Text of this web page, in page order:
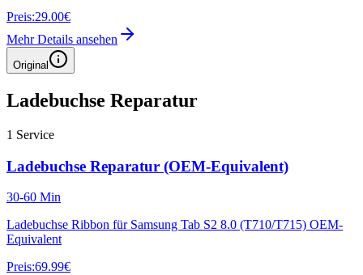
Preis:29.00€
Mehr Details ansehen
Original
Ladebuchse Reparatur
1 Service
Ladebuchse Reparatur (OEM-Equivalent)
30-60 Min
Ladebuchse Ribbon für Samsung Tab S2 8.0 (T710/T715) OEM-
Equivalent
Preis:69.99€